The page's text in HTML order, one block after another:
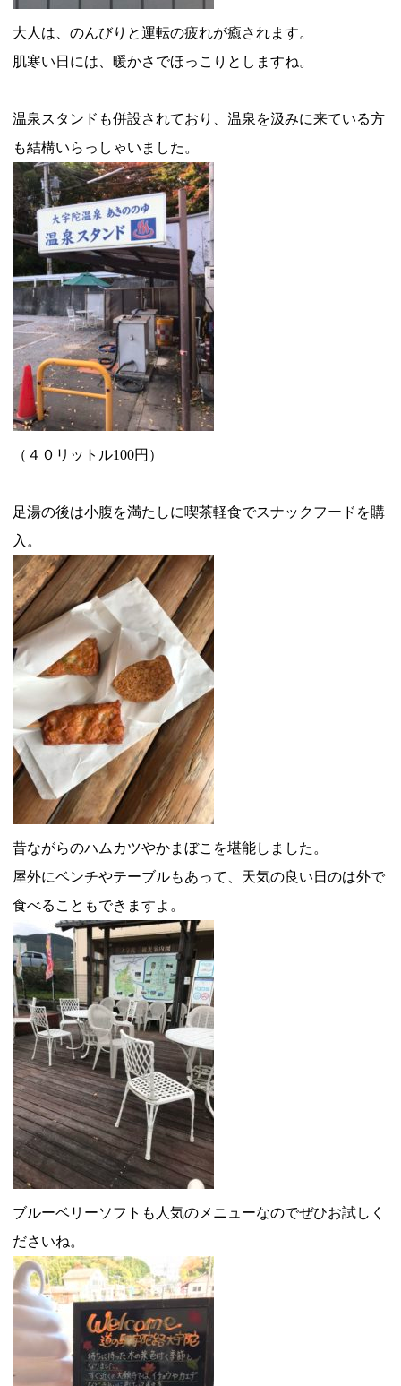
大人は、のんびりと運転の疲れが癒されます。
肌寒い日には、暖かさでほっこりとしますね。
温泉スタンドも併設されており、温泉を汲みに来ている方
も結構いらっしゃいました。
（４０リットル100円）
足湯の後は小腹を満たしに喫茶軽食でスナックフードを購
入。
昔ながらのハムカツやかまぼこを堪能しました。
屋外にベンチやテーブルもあって、天気の良い日のは外で
食べることもできますよ。
ブルーベリーソフトも人気のメニューなのでぜひお試しく
ださいね。